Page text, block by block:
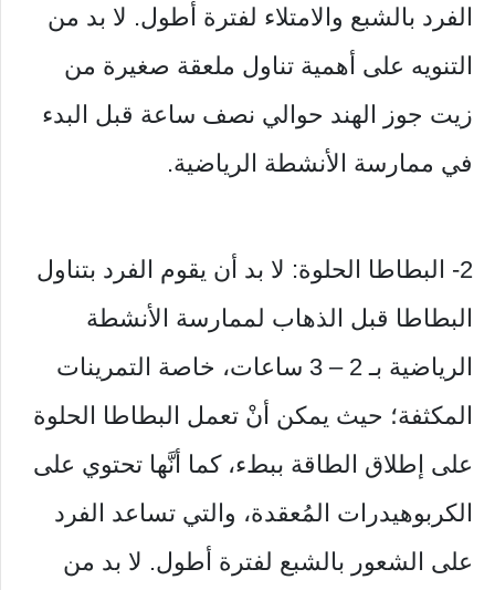
الفرد بالشبع والامتلاء لفترة أطول. لا بد من
التنويه على أهمية تناول ملعقة صغيرة من
زيت جوز الهند حوالي نصف ساعة قبل البدء
في ممارسة الأنشطة الرياضية.
2- البطاطا الحلوة: لا بد أن يقوم الفرد بتناول
البطاطا قبل الذهاب لممارسة الأنشطة
الرياضية بـ 2 – 3 ساعات، خاصة التمرينات
المكثفة؛ حيث يمكن أنْ تعمل البطاطا الحلوة
على إطلاق الطاقة ببطء، كما أنَّها تحتوي على
الكربوهيدرات المُعقدة، والتي تساعد الفرد
على الشعور بالشبع لفترة أطول. لا بد من